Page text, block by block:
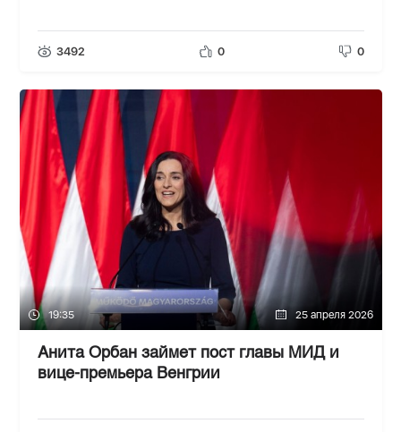
3492 0 0
19:35 25 апреля 2026
Анита Орбан займет пост главы МИД и
вице-премьера Венгрии